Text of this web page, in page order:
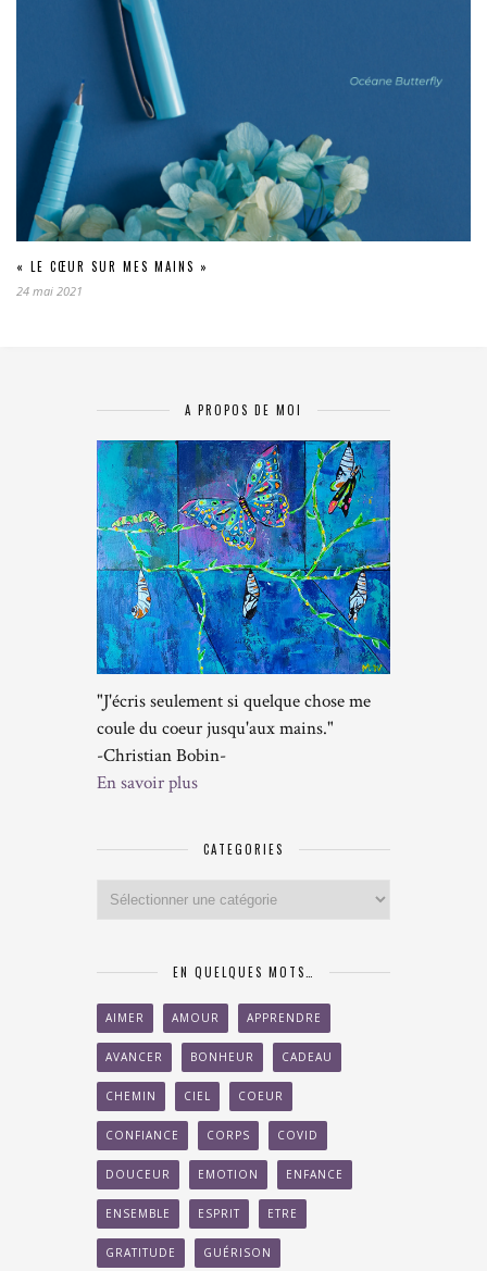
« LE CŒUR SUR MES MAINS »
24 mai 2021
A PROPOS DE MOI
"J'écris seulement si quelque chose me
coule du coeur jusqu'aux mains."
-Christian Bobin-
En savoir plus
CATEGORIES
Categories
EN QUELQUES MOTS…
AIMER AMOUR APPRENDRE
AVANCER BONHEUR CADEAU
CHEMIN CIEL COEUR
CONFIANCE CORPS COVID
DOUCEUR EMOTION ENFANCE
ENSEMBLE ESPRIT ETRE
GRATITUDE GUÉRISON